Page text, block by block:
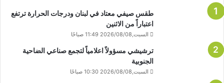
طقس صيفي معتاد في لبنان ودرجات الحرارة ترتفع
اعتباراً من الاثنين
السبت,2026/08/08 11:49 صباحًا
ترشيشي مسؤولاً اعلامياً لتجمع صناعي الضاحية
الجنوبية
السبت,2026/08/08 10:30 صباحًا